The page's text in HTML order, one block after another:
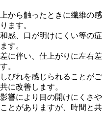
から触ったときに繊維の感
ます。
感、口が明けにくい等の症
す。
に伴い、仕上がりに左右差
。
びれを感じられることがご
に改善します。
響により目の開けにくさや
とがありますが、時間と共